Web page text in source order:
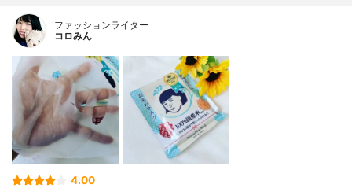
ファッションライター
コロみん
4.00